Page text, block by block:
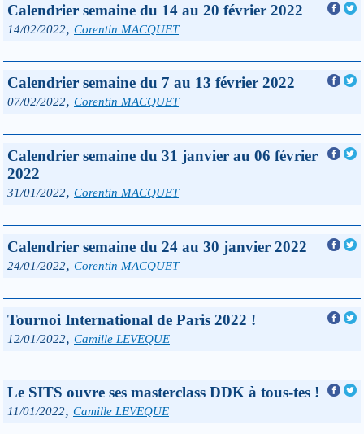
Calendrier semaine du 14 au 20 février 2022
14/02/2022, Corentin MACQUET
Calendrier semaine du 7 au 13 février 2022
07/02/2022, Corentin MACQUET
Calendrier semaine du 31 janvier au 06 février
2022
31/01/2022, Corentin MACQUET
Calendrier semaine du 24 au 30 janvier 2022
24/01/2022, Corentin MACQUET
Tournoi International de Paris 2022 !
12/01/2022, Camille LEVEQUE
Le SITS ouvre ses masterclass DDK à tous-tes !
11/01/2022, Camille LEVEQUE